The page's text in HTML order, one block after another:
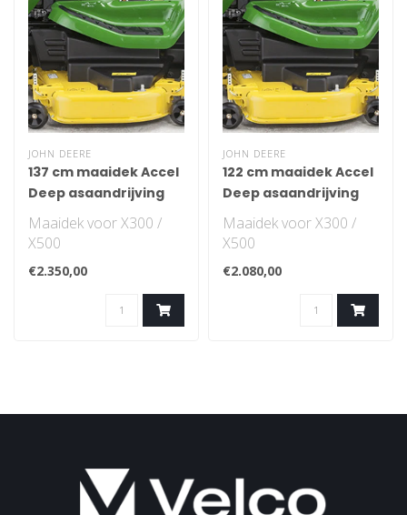
JOHN DEERE
137 cm maaidek Accel
Deep asaandrijving
Maaidek voor X300 /
X500
€2.350,00
JOHN DEERE
122 cm maaidek Accel
Deep asaandrijving
Maaidek voor X300 /
X500
€2.080,00